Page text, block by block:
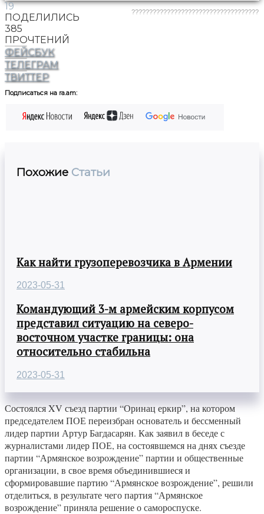
????????????????????????????????????
19
ПОДЕЛИЛИСЬ
385
ПРОЧТЕНИЙ
ФЕЙСБУК
ТЕЛЕГРАМ
ТВИТТЕР
Подписаться на ra.am:
Похожие Статьи
Как найти грузоперевозчика в Армении
2023-05-31
Командующий 3-м армейским корпусом
представил ситуацию на северо-
восточном участке границы: она
относительно стабильна
2023-05-31
Состоялся XV съезд партии “Оринац еркир”, на котором
председателем ПОЕ переизбран основатель и бессменный
лидер партии Артур Багдасарян. Как заявил в беседе с
журналистами лидер ПОЕ, на состоявшемся на днях съезде
партии “Армянское возрождение” партии и общественные
организации, в свое время объединившиеся и
сформировавшие партию “Армянское возрождение”, решили
отделиться, в результате чего партия “Армянское
возрождение” приняла решение о самороспуске.